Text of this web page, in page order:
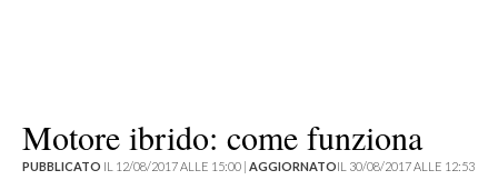
Motore ibrido: come funziona
PUBBLICATO IL 12/08/2017 ALLE 15:00 | AGGIORNATOIL 30/08/2017 ALLE 12:53